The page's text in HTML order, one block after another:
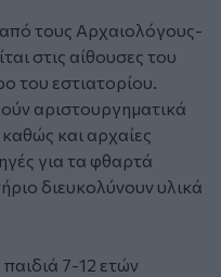
τους Αρχαιολόγους-
στις αίθουσες του
του εστιατορίου.
αριστουργηματικά
και αρχαίες
για τα φθαρτά
διευκολύνουν υλικά
7-12 ετών